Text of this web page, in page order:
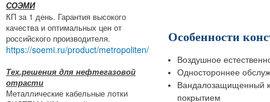
СОЭМИ
КП за 1 день. Гарантия высокого
качества и оптимальных цен от
российского производителя.
https://soemi.ru/product/metropoliten/
Тех.решения для нефтегазовой
отрасти
Металлические кабельные лотки
Особенности
Воздушное
Одностороннее
Вандалозащищенный
покрытием